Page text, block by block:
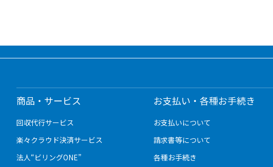
商品・サービス
回収代行サービス
楽々クラウド決済サービス
法人“ビリングONE”
お支払い・各種お手続き
お支払いについて
請求書等について
各種お手続き